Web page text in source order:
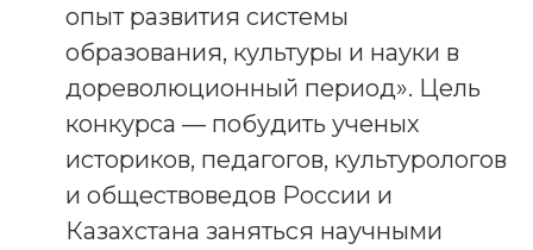
опыт развития системы
образования, культуры и науки в
дореволюционный период». Цель
конкурса — побудить ученых
историков, педагогов, культурологов
и обществоведов России и
Казахстана заняться научными